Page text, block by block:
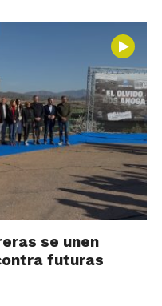
se unen
futuras